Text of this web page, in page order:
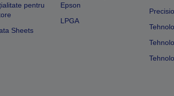
pentru
Sheets
Epson
LPGA